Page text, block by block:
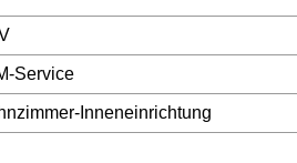
Service
Inneneinrichtung